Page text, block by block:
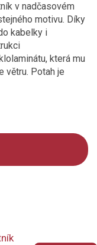
v nadčasovém
motivu. Díky
kabelky i
která mu
větru. Potah je